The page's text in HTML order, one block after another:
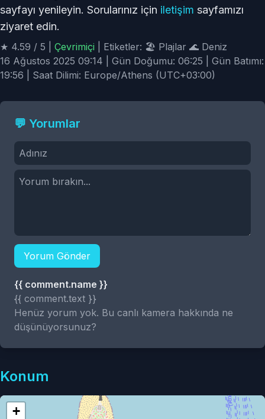
sayfayı yenileyin. Sorularınız için iletişim sayfamızı
ziyaret edin.
★ 4.59 / 5 | Çevrimiçi | Etiketler: 🏖️ Plajlar 🌊 Deniz
16 Ağustos 2025 09:14 | Gün Doğumu: 06:25 | Gün Batımı:
19:56 | Saat Dilimi: Europe/Athens (UTC+03:00)
💬 Yorumlar
Yorum Gönder
{{ comment.name }}
{{ comment.text }}
Henüz yorum yok. Bu canlı kamera hakkında ne
düşünüyorsunuz?
Konum
+